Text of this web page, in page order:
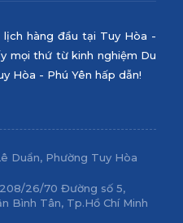
hàng đầu tại Tuy Hòa -
mọi thứ từ kinh nghiệm Du
Hòa - Phú Yên hấp dẫn!
Duẩn, Phường Tuy Hòa
208/26/70 Đường số 5,
Bình Tân, Tp.Hồ Chí Minh